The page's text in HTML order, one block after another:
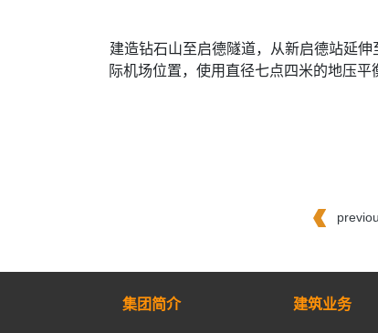
建造钻石山至启德隧道，从新启德站延
际机场位置，使用直径七点四米的地压
集团简介 建筑业务